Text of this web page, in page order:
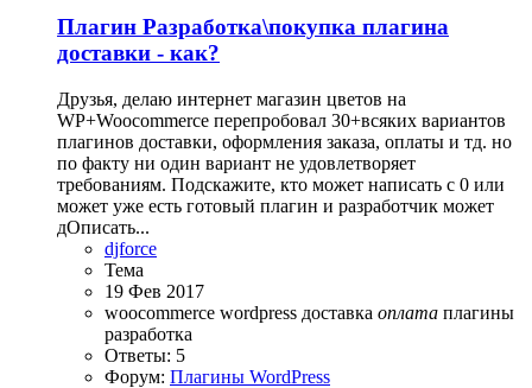
Плагин Разработка\покупка плагина
доставки - как?
Друзья, делаю интернет магазин цветов на
WP+Woocommerce перепробовал 30+всяких вариантов
плагинов доставки, оформления заказа, оплаты и тд. но
по факту ни один вариант не удовлетворяет
требованиям. Подскажите, кто может написать с 0 или
может уже есть готовый плагин и разработчик может
дОписать...
djforce
Тема
19 Фев 2017
woocommerce wordpress доставка оплата плагины
разработка
Ответы: 5
Форум: Плагины WordPress